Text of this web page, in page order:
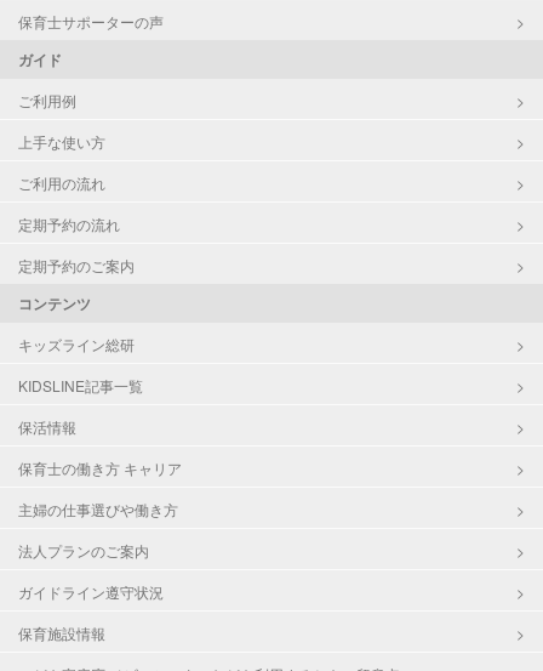
保育士サポーターの声
ガイド
ご利用例
上手な使い方
ご利用の流れ
定期予約の流れ
定期予約のご案内
コンテンツ
キッズライン総研
KIDSLINE記事一覧
保活情報
保育士の働き方 キャリア
主婦の仕事選びや働き方
法人プランのご案内
ガイドライン遵守状況
保育施設情報